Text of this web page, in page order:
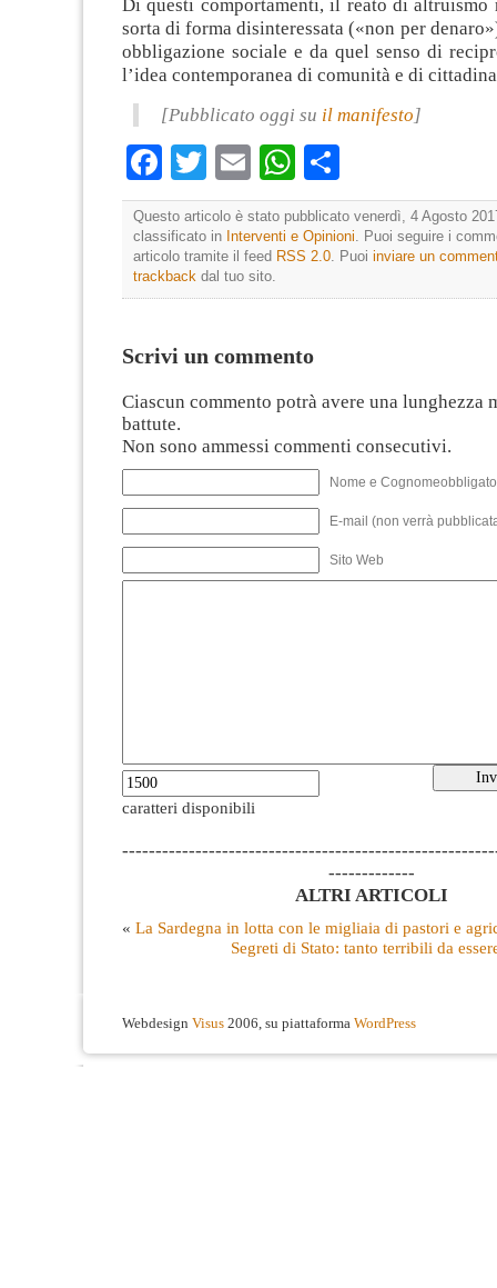
Di questi comportamenti, il reato di altruismo
sorta di forma disinteressata («non per
obbligazione sociale e da quel senso di
l’idea contemporanea di comunità e di
[Pubblicato oggi su il manifesto]
Facebook
TwitterEmailWhatsApp
Questo articolo è stato pubblicato venerdì, 4 Agosto
classificato in Interventi e Opinioni. Puoi seguire i
articolo tramite il feed RSS 2.0. Puoi inviare un
trackback dal tuo sito.
Scrivi un commento
Ciascun commento potrà avere una lunghezza
battute.
Non sono ammessi commenti consecutivi.
Nome e
E-mail (non verrà
Sito Web
caratteri disponibili
-------------
ALTRI ARTICOLI
« La Sardegna in lotta con le migliaia di pastori e
Segreti di Stato: tanto terribili da
Webdesign Visus 2006, su piattaforma WordPress